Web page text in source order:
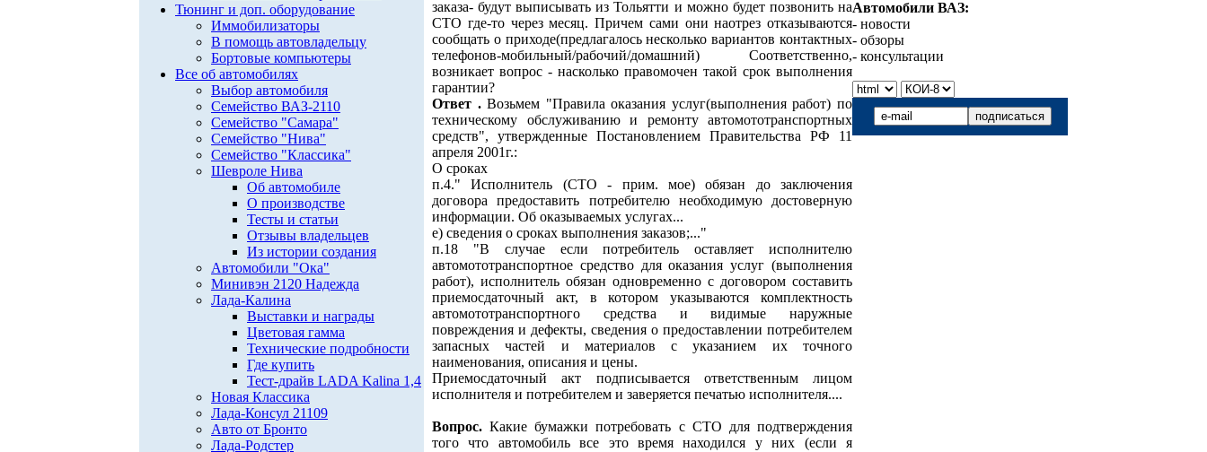
Тюнинг и доп. оборудование
Иммобилизаторы
В помощь автовладельцу
Бортовые компьютеры
Все об автомобилях
Выбор автомобиля
Семейство ВАЗ-2110
Семейство "Самара"
Семейство "Нива"
Семейство "Классика"
Шевроле Нива
Об автомобиле
О производстве
Тесты и статьи
Отзывы владельцев
Из истории создания
Автомобили "Ока"
Минивэн 2120 Надежда
Лада-Калина
Выставки и награды
Цветовая гамма
Технические подробности
Где купить
Тест-драйв LADA Kalina 1,4
Новая Классика
Лада-Консул 21109
Авто от Бронто
Лада-Родстер
заказа- будут выписывать из Тольятти и можно будет позвонить на
СТО где-то через месяц. Причем сами они наотрез отказываются
сообщать о приходе(предлагалось несколько вариантов контактных
телефонов-мобильный/рабочий/домашний) Соответственно,
возникает вопрос - насколько правомочен такой срок выполнения
гарантии?
Ответ .Возьмем "Правила оказания услуг(выполнения работ) по
техническому обслуживанию и ремонту автомототранспортных
средств", утвержденные Постановлением Правительства РФ 11
апреля 2001г.:
О сроках
п.4." Исполнитель (СТО - прим. мое) обязан до заключения
договора предоставить потребителю необходимую достоверную
информации. Об оказываемых услугах...
е) сведения о сроках выполнения заказов;..."
п.18 "В случае если потребитель оставляет исполнителю
автомототранспортное средство для оказания услуг (выполнения
работ), исполнитель обязан одновременно с договором составить
приемосдаточный акт, в котором указываются комплектность
автомототранспортного средства и видимые наружные
повреждения и дефекты, сведения о предоставлении потребителем
запасных частей и материалов с указанием их точного
наименования, описания и цены.
Приемосдаточный акт подписывается ответственным лицом
исполнителя и потребителем и заверяется печатью исполнителя....
Вопрос. Какие бумажки потребовать с СТО для подтверждения
того что автомобиль все это время находился у них (если я
Автомобили ВАЗ:
- новости
- обзоры
- консультации